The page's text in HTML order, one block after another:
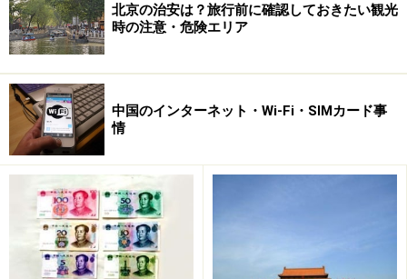
北京の治安は？旅行前に確認しておきたい観光
時の注意・危険エリア
中国のインターネット・Wi-Fi・SIMカード事
情